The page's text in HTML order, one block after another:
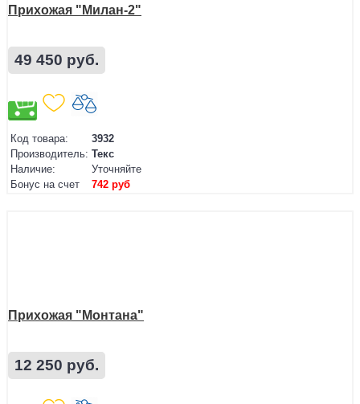
Прихожая "Милан-2"
49 450 руб.
Код товара:
3932
Производитель: Текс
Наличие:
Уточняйте
Бонус на счет
742 руб
Прихожая "Монтана"
12 250 руб.